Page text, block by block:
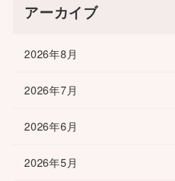
アーカイブ
2026年8月
2026年7月
2026年6月
2026年5月